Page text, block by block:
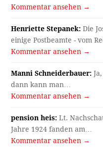
Kommentar ansehen →
Henriette Stepanek: Die
einige Postbeamte - vom
Kommentar ansehen →
Manni Schneiderbauer:
dann kann man…
Kommentar ansehen →
pension heis: Lt.
Jahre 1924 fanden am…
Kommentar ansehen →